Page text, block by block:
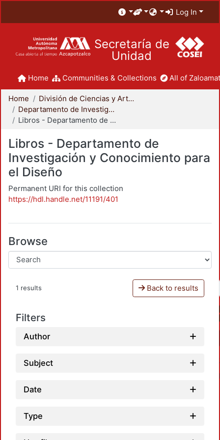
Log In
Secretaría de
Unidad
Home Communities & Collections All of
Home
División de Ciencias y Artes para el Diseño
Departamento de Investigación y Conocimiento para el Diseño
Libros - Departamento de Investigación y Conocimiento para el Diseño
Libros - Departamento de
Investigación y Conocimiento para
el Diseño
Permanent URI for this collection
https://hdl.handle.net/11191/401
Browse
1 results Back to results
Filters
Author
Subject
Date
Type